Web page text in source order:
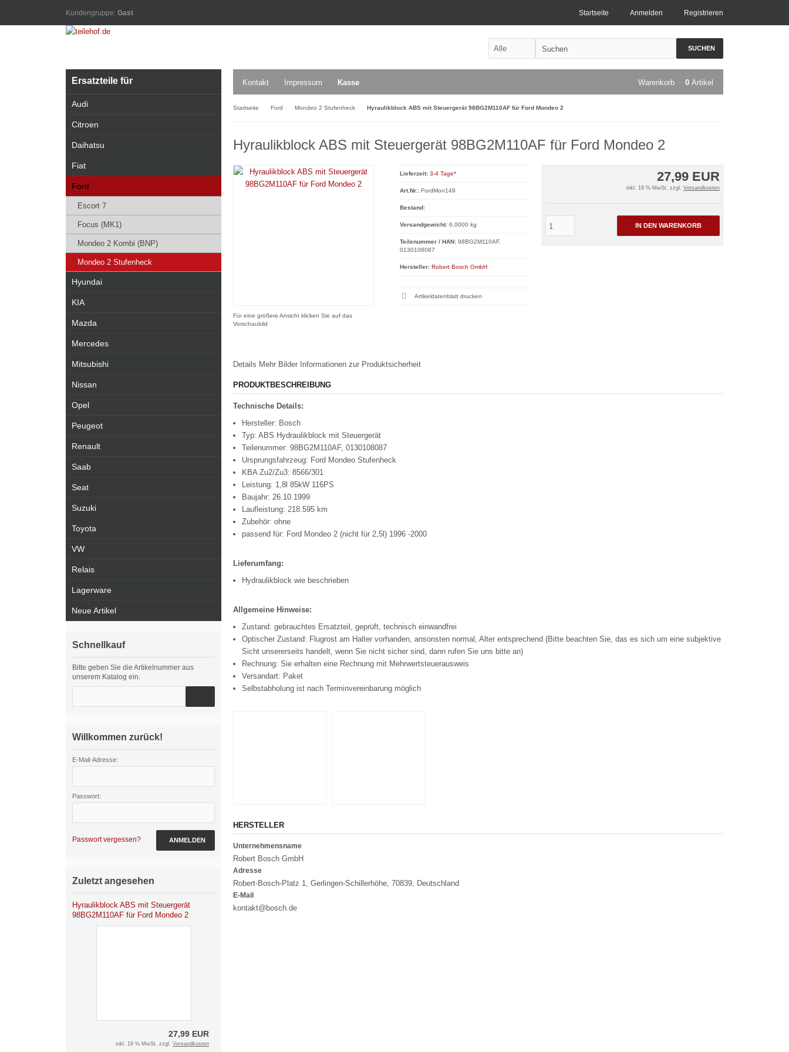
Kundengruppe: Gast Registrieren
Anmelden
Startseite
SUCHEN
Kontakt Impressum Kasse Warenkorb 0 Artikel
Startseite Ford Mondeo 2 Stufenheck Hyraulikblock ABS mit Steuergerät 98BG2M110AF für Ford Mondeo 2
Hyraulikblock ABS mit Steuergerät 98BG2M110AF für Ford Mondeo 2
Für eine größere Ansicht klicken Sie auf das
Vorschaubild
27,99 EUR
inkl. 19 % MwSt. zzgl. Versandkosten
IN DEN WARENKORB
Lieferzeit: 3-4 Tage*
Art.Nr.: FordMon149
Bestand:
Versandgewicht:6.0000 kg
Teilenummer / HAN:98BG2M110AF,
0130108087
Hersteller: Robert Bosch GmbH
Artikeldatenblatt drucken
Details Mehr Bilder Informationen zur Produktsicherheit
PRODUKTBESCHREIBUNG
Technische Details:
Hersteller: Bosch
Typ: ABS Hydraulikblock mit Steuergerät
Teilenummer: 98BG2M110AF, 0130108087
Ursprungsfahrzeug: Ford Mondeo Stufenheck
KBA Zu2/Zu3: 8566/301
Leistung: 1,8l 85kW 116PS
Baujahr: 26.10.1999
Laufleistung: 218.595 km
Zubehör: ohne
passend für: Ford Mondeo 2 (nicht für 2,5l) 1996 -2000
Lieferumfang:
Hydraulikblock wie beschrieben
Allgemeine Hinweise:
Zustand: gebrauchtes Ersatzteil, geprüft, technisch einwandfrei
Optischer Zustand: Flugrost am Halter vorhanden, ansonsten normal, Alter entsprechend (Bitte beachten Sie, das es sich um eine subjektive
Sicht unsererseits handelt, wenn Sie nicht sicher sind, dann rufen Sie uns bitte an)
Rechnung: Sie erhalten eine Rechnung mit Mehrwertsteuerausweis
Versandart: Paket
Selbstabholung ist nach Terminvereinbarung möglich
HERSTELLER
Unternehmensname
Robert Bosch GmbH
Adresse
Robert-Bosch-Platz 1, Gerlingen-Schillerhöhe, 70839, Deutschland
E-Mail
kontakt@bosch.de
Ersatzteile für
Audi
Citroen
Daihatsu
Fiat
Ford
Escort 7
Focus (MK1)
Mondeo 2 Kombi (BNP)
Mondeo 2 Stufenheck
Hyundai
KIA
Mazda
Mercedes
Mitsubishi
Nissan
Opel
Peugeot
Renault
Saab
Seat
Suzuki
Toyota
VW
Relais
Lagerware
Neue Artikel
Schnellkauf
Bitte geben Sie die Artikelnummer aus
unserem Katalog ein.
Willkommen zurück!
E-Mail-Adresse:
Passwort:
Passwort vergessen? ANMELDEN
Zuletzt angesehen
Hyraulikblock ABS mit Steuergerät
98BG2M110AF für Ford Mondeo 2
27,99 EUR
inkl. 19 % MwSt. zzgl. Versandkosten